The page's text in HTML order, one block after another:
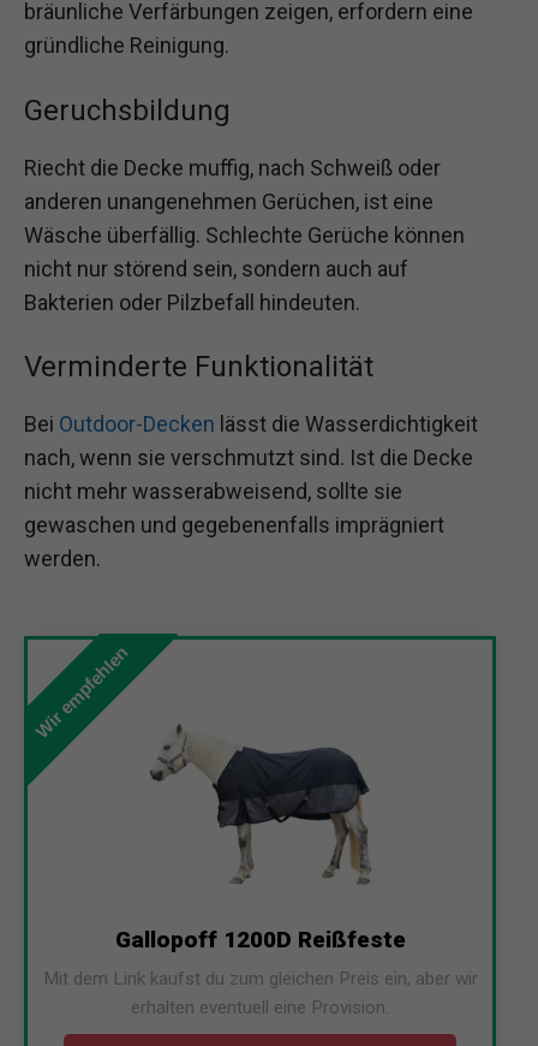
bräunliche Verfärbungen zeigen, erfordern eine
gründliche Reinigung.
Geruchsbildung
Riecht die Decke muffig, nach Schweiß oder
anderen unangenehmen Gerüchen, ist eine
Wäsche überfällig. Schlechte Gerüche können
nicht nur störend sein, sondern auch auf
Bakterien oder Pilzbefall hindeuten.
Verminderte Funktionalität
Bei Outdoor-Decken lässt die Wasserdichtigkeit
nach, wenn sie verschmutzt sind. Ist die Decke
nicht mehr wasserabweisend, sollte sie
gewaschen und gegebenenfalls imprägniert
werden.
Wir empfehlen
Gallopoff 1200D Reißfeste
Mit dem Link kaufst du zum gleichen Preis ein, aber wir
erhalten eventuell eine Provision.